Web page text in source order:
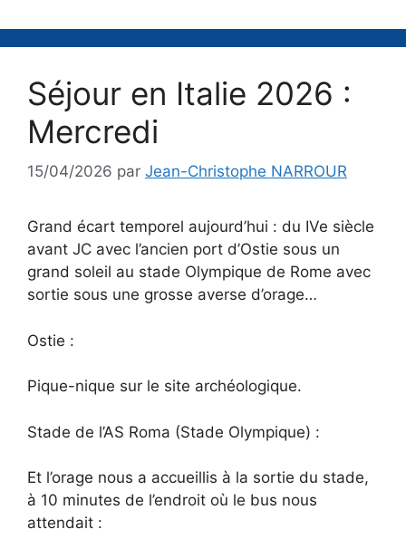
Séjour en Italie 2026 :
Mercredi
15/04/2026 par Jean-Christophe NARROUR
Grand écart temporel aujourd’hui : du IVe siècle
avant JC avec l’ancien port d’Ostie sous un
grand soleil au stade Olympique de Rome avec
sortie sous une grosse averse d’orage…
Ostie :
Pique-nique sur le site archéologique.
Stade de l’AS Roma (Stade Olympique) :
Et l’orage nous a accueillis à la sortie du stade,
à 10 minutes de l’endroit où le bus nous
attendait :